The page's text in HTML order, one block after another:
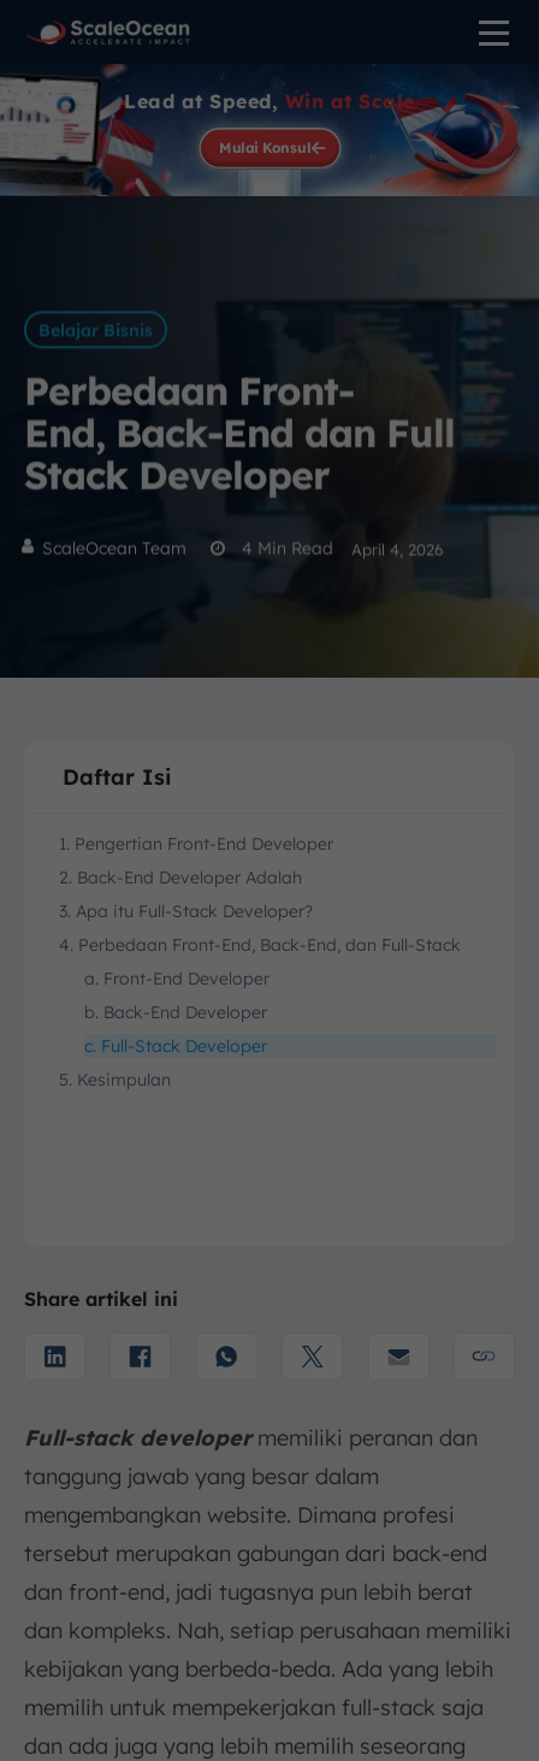
Lead at Speed, Win at Scale
Mulai Konsul
Belajar Bisnis
Perbedaan Front-
End, Back-End dan Full
Stack Developer
ScaleOcean Team 4 Min Read April 4, 2026
Daftar Isi
1. Pengertian Front-End Developer
2. Back-End Developer Adalah
3. Apa itu Full-Stack Developer?
4. Perbedaan Front-End, Back-End, dan Full-Stack
a. Front-End Developer
b. Back-End Developer
c. Full-Stack Developer
5. Kesimpulan
Share artikel ini
Full-stack developermemiliki peranan dan
tanggung jawab yang besar dalam
mengembangkan website. Dimana profesi
tersebut merupakan gabungan dari back-end
dan front-end, jadi tugasnya pun lebih berat
dan kompleks. Nah, setiap perusahaan memiliki
kebijakan yang berbeda-beda. Ada yang lebih
memilih untuk mempekerjakan full-stack saja
dan ada juga yang lebih memilih seseorang